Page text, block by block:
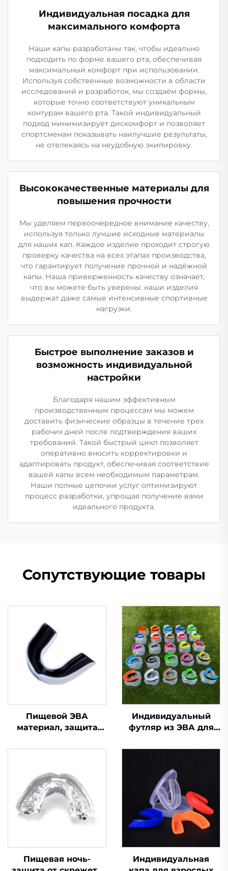
Индивидуальная посадка для
максимального комфорта
Наши капы разработаны так, чтобы идеально
подходить по форме вашего рта, обеспечивая
максимальный комфорт при использовании.
Используя собственные возможности в области
исследований и разработок, мы создаём формы,
которые точно соответствуют уникальным
контурам вашего рта. Такой индивидуальный
подход минимизирует дискомфорт и позволяет
спортсменам показывать наилучшие результаты,
не отвлекаясь на неудобную экипировку.
Высококачественные материалы для
повышения прочности
Мы уделяем первоочередное внимание качеству,
используя только лучшие исходные материалы
для наших кап. Каждое изделие проходит строгую
проверку качества на всех этапах производства,
что гарантирует получение прочной и надёжной
капы. Наша приверженность качеству означает,
что вы можете быть уверены: наши изделия
выдержат даже самые интенсивные спортивные
нагрузки.
Быстрое выполнение заказов и
возможность индивидуальной
настройки
Благодаря нашим эффективным
производственным процессам мы можем
доставить физические образцы в течение трех
рабочих дней после подтверждения ваших
требований. Такой быстрый цикл позволяет
оперативно вносить корректировки и
адаптировать продукт, обеспечивая соответствие
вашей капы всем необходимым параметрам.
Наши полные цепочки услуг оптимизируют
процесс разработки, упрощая получение вами
идеального продукта.
Сопутствующие товары
Пищевой ЭВА
материал, защита
брекетов, боксерская
защитные
спортивные капы для
зубов
Индивидуальный
футляр из ЭВА для
боксерской капы, для
для зубов,
спортивные капы для
единоборств MMA,
защита от скрежета
зубами
Пищевая ночь-
Индивидуальная